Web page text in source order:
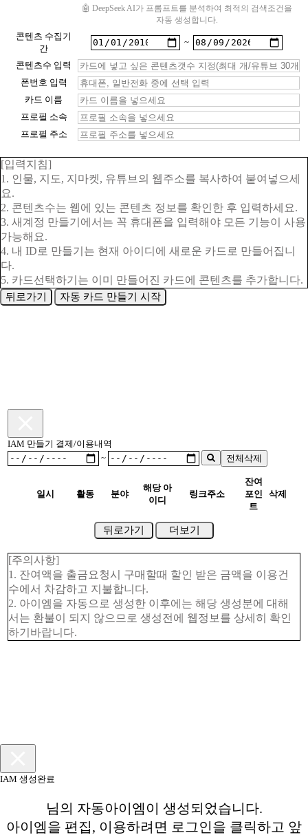
🤖 DeepSeek AI가 프롬프트를 분석하여 최적의 검색조건을
자동 생성합니다.
콘텐츠 수집기
간
~
콘텐츠수 입력
폰번호 입력
카드 이름
프로필 소속
프로필 주소
[입력지침]
1. 인물, 지도, 지마켓, 유튜브의 웹주소를 복사하여 붙여넣으세
요.
2. 콘텐츠수는 웹에 있는 콘텐츠 정보를 확인한 후 입력하세요.
3. 새계정 만들기에서는 꼭 휴대폰을 입력해야 모든 기능이 사용
가능해요.
4. 내 ID로 만들기는 현재 아이디에 새로운 카드로 만들어집니
다.
5. 카드선택하기는 이미 만들어진 카드에 콘텐츠를 추가합니다.
뒤로가기 자동 카드 만들기 시작
IAM 만들기 결제/이용내역
~
전체삭제
일시 활동 분야
해당 아
이디
링크주소
잔여
포인
트
삭제
뒤로가기 더보기
[주의사항]
1. 잔여액을 출금요청시 구매할때 할인 받은 금액을 이용건
수에서 차감하고 지불합니다.
2. 아이엠을 자동으로 생성한 이후에는 해당 생성분에 대해
서는 환불이 되지 않으므로 생성전에 웹정보를 상세히 확인
하기바랍니다.
IAM 생성완료
님의 자동아이엠이 생성되었습니다.
아이엠을 편집, 이용하려면 로그인을 클릭하고 앞